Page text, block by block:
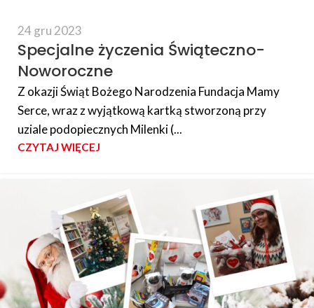
24 gru 2023
Specjalne życzenia Świąteczno-
Noworoczne
Z okazji Świąt Bożego Narodzenia Fundacja Mamy
Serce, wraz z wyjątkową kartką stworzoną przy
uziale podopiecznych Milenki (...
CZYTAJ WIĘCEJ